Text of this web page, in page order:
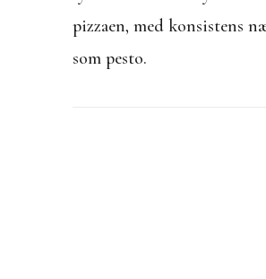
pizzaen, med konsistens
som pesto.